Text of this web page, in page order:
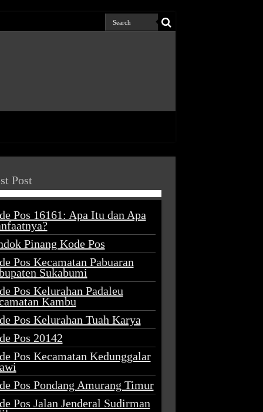
Post
Pos 16161: Apa Itu dan Apa
Pinang Kode Pos
Pos Kecamatan Pabuaran
Sukabumi
Pos Kelurahan Padaleu
Kambu
Pos Kelurahan Tuah Karya
Pos 20142
Pos Kecamatan Kedunggalar
Pos Pondang Amurang Timur
Pos Jalan Jenderal Sudirman